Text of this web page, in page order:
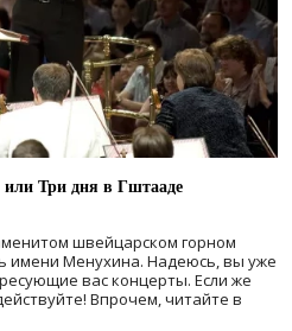
или Три дня в Гштааде
швейцарском горном
имени Менухина. Надеюсь, вы уже
вас концерты. Если же
Впрочем, читайте в